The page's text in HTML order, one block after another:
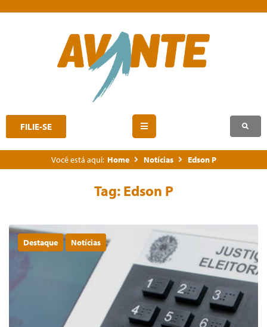
FILIE-SE
Você está aqui: Home Notícias Edson P
Tag: Edson P
Destaque Notícias